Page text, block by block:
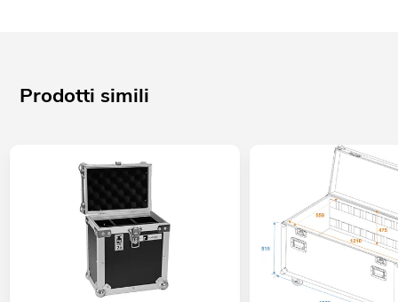
Prodotti simili